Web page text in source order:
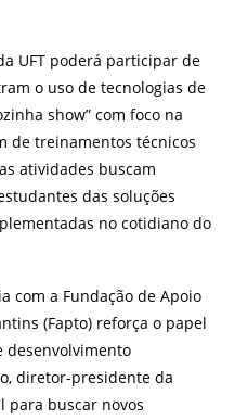
UFT poderá participar de
o uso de tecnologias de
show” com foco na
de treinamentos técnicos
atividades buscam
das soluções
no cotidiano do
com a Fundação de Apoio
(Fapto) reforça o papel
desenvolvimento
diretor-presidente da
para buscar novos